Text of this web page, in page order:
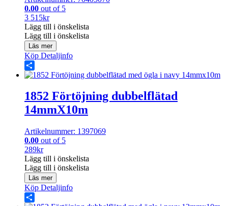
0.00 out of 5
3 515kr
Lägg till i önskelista
Lägg till i önskelista
Läs mer
Köp Detaljinfo
Share
1852 Förtöjning dubbelflätad
14mmX10m
Artikelnummer: 1397069
0.00 out of 5
289kr
Lägg till i önskelista
Lägg till i önskelista
Läs mer
Köp Detaljinfo